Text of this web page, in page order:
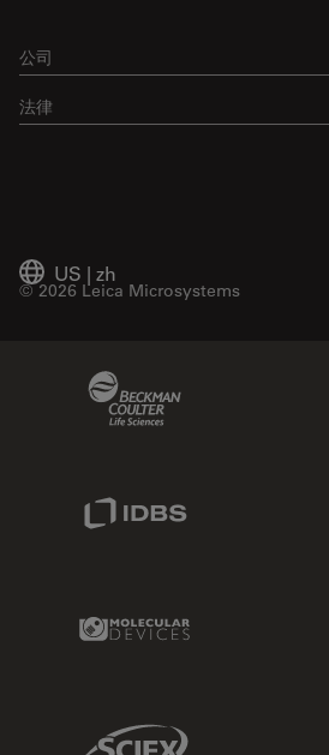
公司
法律
US | zh
© 2026 Leica Microsystems
Molecular Devices Link
Sciex Link